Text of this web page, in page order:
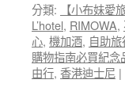
分類: 【小布妹愛
L’hotel, RIMOWA,
心, 機加酒, 自助
購物指南必買紀念
由行, 香港迪士尼 |